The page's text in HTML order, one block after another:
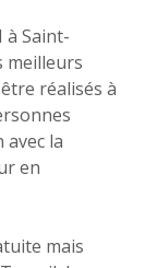
à Saint-
meilleurs
réalisés à
la
en
mais